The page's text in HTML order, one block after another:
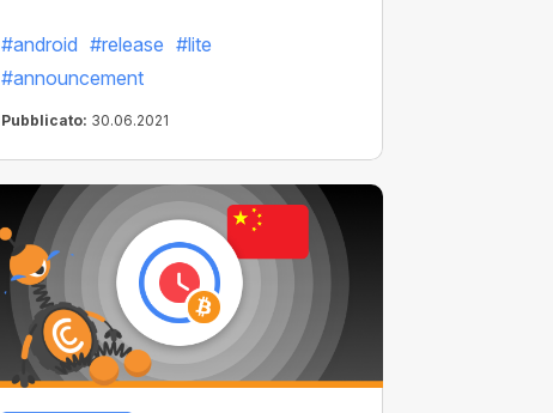
#android #release #lite
#announcement
Pubblicato: 30.06.2021